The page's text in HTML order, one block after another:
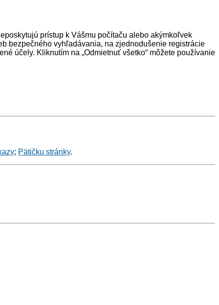
prístup k Vášmu počítaču alebo akýmkoľvek
bezpečného vyhľadávania, na zjednodušenie registrácie
účely. Kliknutím na „Odmietnuť všetko“ môžete používanie
; Pätičku stránky.